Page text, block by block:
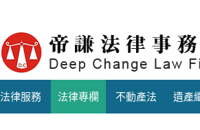
法律服務 法律專欄 不動產法 遺產